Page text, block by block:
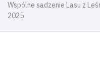
Wspólne sadzenie Lasu z
2025